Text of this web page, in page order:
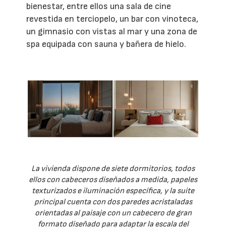
bienestar, entre ellos una sala de cine
revestida en terciopelo, un bar con vinoteca,
un gimnasio con vistas al mar y una zona de
spa equipada con sauna y bañera de hielo.
La vivienda dispone de siete dormitorios, todos
ellos con cabeceros diseñados a medida, papeles
texturizados e iluminación específica, y la suite
principal cuenta con dos paredes acristaladas
orientadas al paisaje con un cabecero de gran
formato diseñado para adaptar la escala del